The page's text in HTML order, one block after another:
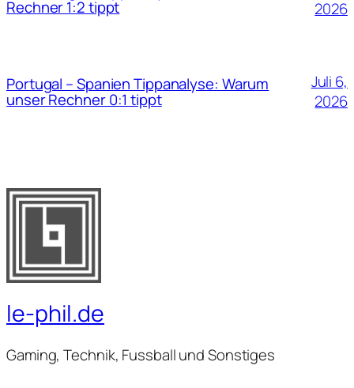
Rechner 1:2 tippt
2026
Portugal – Spanien Tippanalyse: Warum
unser Rechner 0:1 tippt
Juli 6,
2026
le-phil.de
Gaming, Technik, Fussball und Sonstiges